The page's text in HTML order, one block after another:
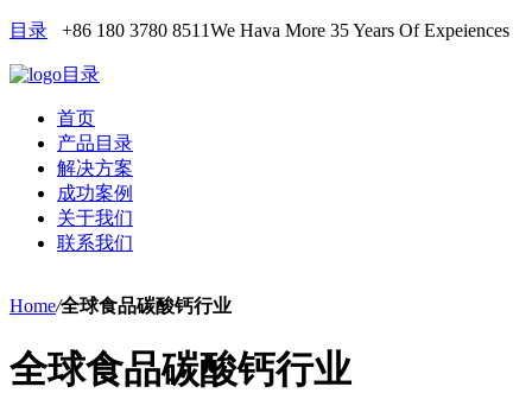
目录 +86 180 3780 8511We Hava More 35 Years Of Expeiences
目录
首页
产品目录
解决方案
成功案例
关于我们
联系我们
Home/全球食品碳酸钙行业
全球食品碳酸钙行业